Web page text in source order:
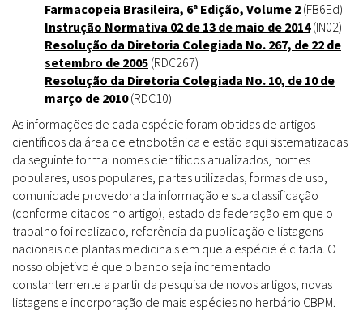
Farmacopeia Brasileira, 6ª Edição, Volume 2 (FB6Ed)
Instrução Normativa 02 de 13 de maio de 2014(IN02)
Resolução da Diretoria Colegiada No. 267, de 22 de
setembro de 2005 (RDC267)
Resolução da Diretoria Colegiada No. 10, de 10 de
março de 2010(RDC10)
As informações de cada espécie foram obtidas de artigos
científicos da área de etnobotânica e estão aqui sistematizadas
da seguinte forma: nomes científicos atualizados, nomes
populares, usos populares, partes utilizadas, formas de uso,
comunidade provedora da informação e sua classificação
(conforme citados no artigo), estado da federação em que o
trabalho foi realizado, referência da publicação e listagens
nacionais de plantas medicinais em que a espécie é citada. O
nosso objetivo é que o banco seja incrementado
constantemente a partir da pesquisa de novos artigos, novas
listagens e incorporação de mais espécies no herbário CBPM.